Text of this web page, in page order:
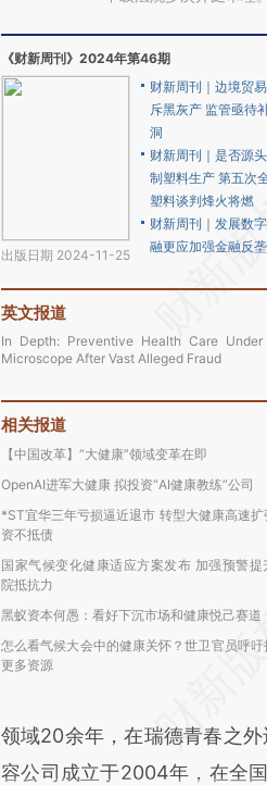
《财新周刊》2024年第46期
出版日期 2024-11-25
财新周刊｜边境贸
斥黑灰产 监管亟待
洞
财新周刊｜是否源
制塑料生产 第五次
塑料谈判烽火将燃
财新周刊｜发展数
融更应加强金融反
英文报道
In Depth: Preventive Health Care
Microscope After Vast Alleged Fraud
相关报道
【中国改革】“大健康”领域变革在即
OpenAI进军大健康 拟投资“AI健康教练”公司
*ST宜华三年亏损逼近退市 转型大健康高速扩
资不抵债
国家气候变化健康适应方案发布 加强预警提
院抵抗力
黑蚁资本何愚：看好下沉市场和健康悦己赛道
怎么看气候大会中的健康关怀？世卫官员呼吁
更多资源
领域20余年，在瑞德青春之
容公司成立于2004年，在全